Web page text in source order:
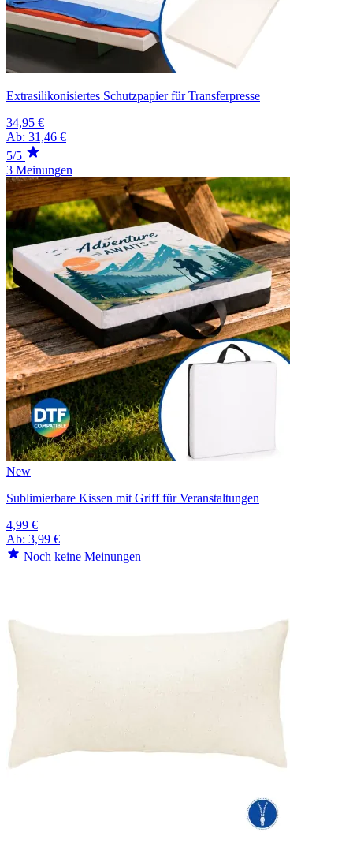
Extrasilikonisiertes Schutzpapier für Transferpresse
34,95 €
Ab: 31,46 €
5/5
3 Meinungen
New
Sublimierbare Kissen mit Griff für Veranstaltungen
4,99 €
Ab: 3,99 €
Noch keine Meinungen